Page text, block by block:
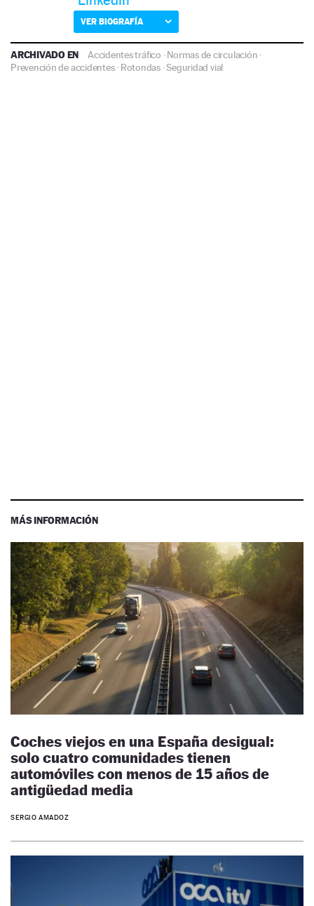
VER BIOGRAFÍA
ARCHIVADO EN Accidentes tráfico ·Normas de circulación ·
Prevención de accidentes· Rotondas·Seguridad vial
MÁS INFORMACIÓN
Coches viejos en una España desigual:
solo cuatro comunidades tienen
automóviles con menos de 15 años de
antigüedad media
SERGIO AMADOZ